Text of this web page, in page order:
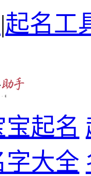
|起名工
宝起名
字大全